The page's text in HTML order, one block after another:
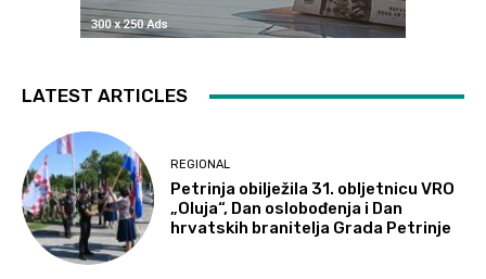
LATEST ARTICLES
REGIONAL
Petrinja obilježila 31. obljetnicu VRO
„Oluja“, Dan oslobođenja i Dan
hrvatskih branitelja Grada Petrinje